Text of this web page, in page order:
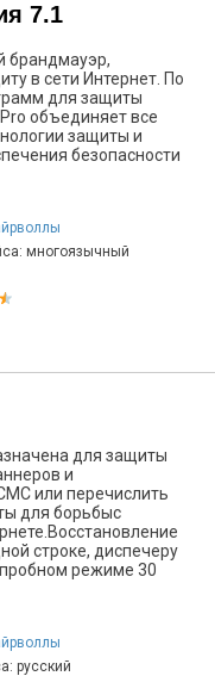
7.1
брандмауэр,
в сети Интернет. По
для защиты
объединяет все
защиты и
безопасности
многоязычный
для защиты
и
или перечислить
для борьбыс
строке, диспечеру
режиме 30
русский